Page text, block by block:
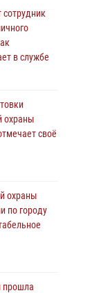
в
на
память
в службе
охраны
своё
охраны
по городу
прошла